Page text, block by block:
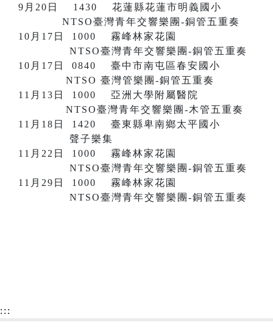
9月20日 1430 花蓮縣花蓮市明義國小
NTSO臺灣青年交響樂團-銅管五重奏
10月17日 1000 霧峰林家花園
NTSO臺灣青年交響樂團-銅管五重奏
10月17日 0840 臺中市南屯區春安國小
NTSO 臺灣管樂團-銅管五重奏
11月13日 1000 亞洲大學附屬醫院
NTSO臺灣青年交響樂團-木管五重奏
11月18日 1420 臺東縣卑南鄉太平國小
聲子樂集
11月22日 1000 霧峰林家花園
NTSO臺灣青年交響樂團-銅管五重奏
11月29日 1000 霧峰林家花園
NTSO臺灣青年交響樂團-銅管五重奏
:::